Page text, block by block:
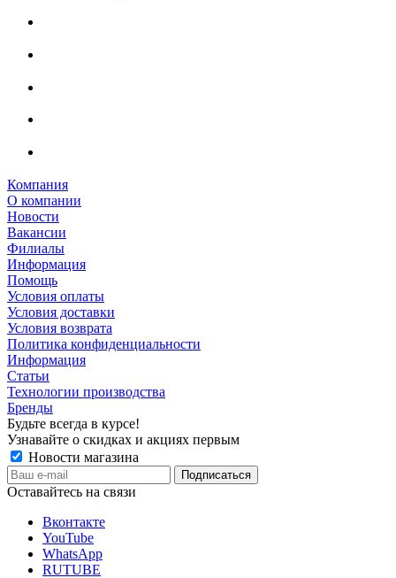
Компания
О компании
Новости
Вакансии
Филиалы
Информация
Помощь
Условия оплаты
Условия доставки
Условия возврата
Политика конфиденциальности
Информация
Статьи
Технологии производства
Бренды
Будьте всегда в курсе!
Узнавайте о скидках и акциях первым
Новости магазина
Оставайтесь на связи
Вконтакте
YouTube
WhatsApp
RUTUBE